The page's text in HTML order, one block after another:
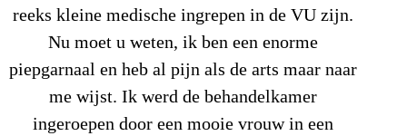
reeks kleine medische ingrepen in de VU zijn.
Nu moet u weten, ik ben een enorme
piepgarnaal en heb al pijn als de arts maar naar
me wijst. Ik werd de behandelkamer
ingeroepen door een mooie vrouw in een